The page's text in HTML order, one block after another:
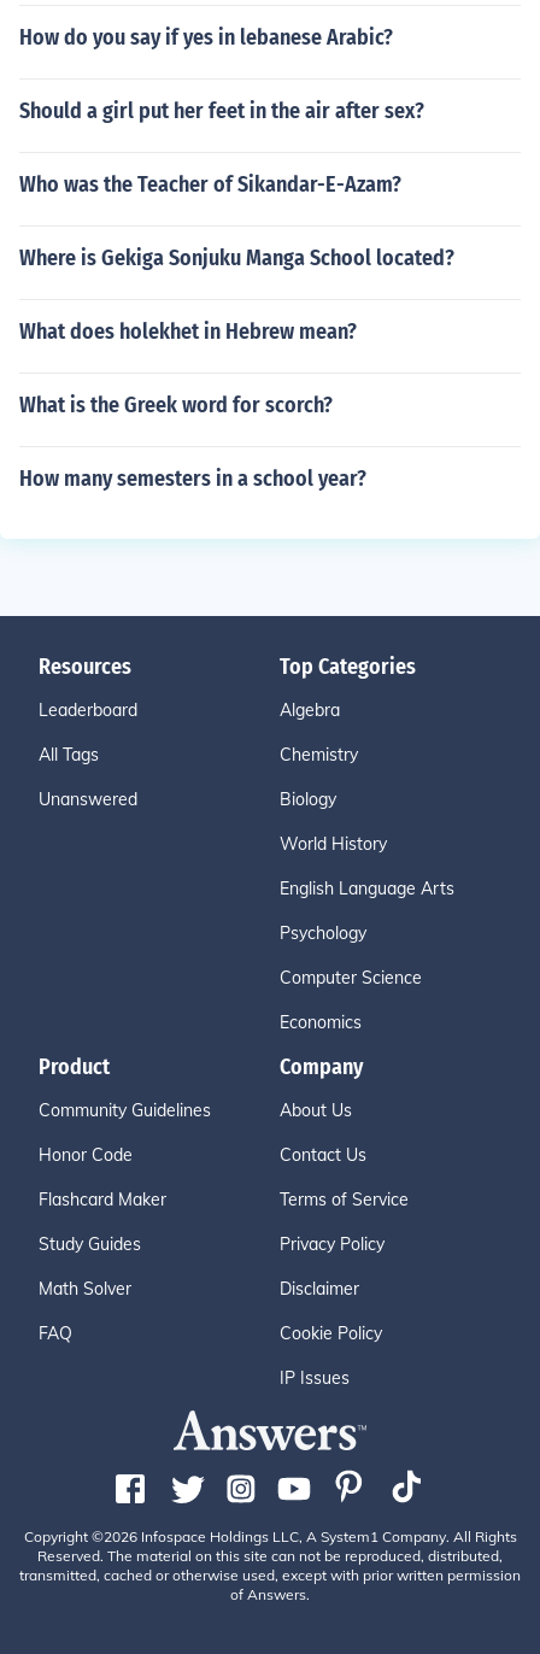
How do you say if yes in lebanese Arabic?
Should a girl put her feet in the air after sex?
Who was the Teacher of Sikandar-E-Azam?
Where is Gekiga Sonjuku Manga School located?
What does holekhet in Hebrew mean?
What is the Greek word for scorch?
How many semesters in a school year?
Resources
Leaderboard
All Tags
Unanswered
Top Categories
Algebra
Chemistry
Biology
World History
English Language Arts
Psychology
Computer Science
Economics
Product
Community Guidelines
Honor Code
Flashcard Maker
Study Guides
Math Solver
FAQ
Company
About Us
Contact Us
Terms of Service
Privacy Policy
Disclaimer
Cookie Policy
IP Issues
Copyright ©2026 Infospace Holdings LLC, A System1 Company. All Rights
Reserved. The material on this site can not be reproduced, distributed,
transmitted, cached or otherwise used, except with prior written permission
of Answers.